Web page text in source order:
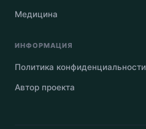
Медицина
ИНФОРМАЦИЯ
Политика конфиденциальности
Автор проекта